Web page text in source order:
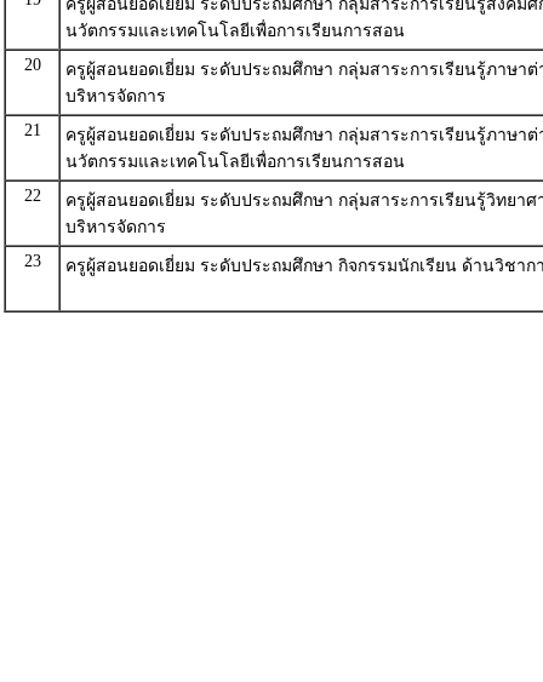
ครูผู้สอนยอดเยี่ยม ระดับประถมศึกษา กลุ่มสาระการเรียนรู้สังคม
นวัตกรรมและเทคโนโลยีเพื่อการเรียนการสอน
20
ครูผู้สอนยอดเยี่ยม ระดับประถมศึกษา กลุ่มสาระการเรียนรู้ภาษาต่
บริหารจัดการ
21
ครูผู้สอนยอดเยี่ยม ระดับประถมศึกษา กลุ่มสาระการเรียนรู้ภาษาต่
นวัตกรรมและเทคโนโลยีเพื่อการเรียนการสอน
22
ครูผู้สอนยอดเยี่ยม ระดับประถมศึกษา กลุ่มสาระการเรียนรู้วิทยา
บริหารจัดการ
23
ครูผู้สอนยอดเยี่ยม ระดับประถมศึกษา กิจกรรมนักเรียน ด้านวิชาก